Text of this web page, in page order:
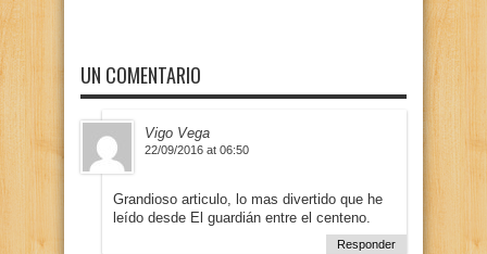
UN COMENTARIO
Vigo Vega
22/09/2016 at 06:50
Grandioso articulo, lo mas divertido que he
leído desde El guardián entre el centeno.
Responder